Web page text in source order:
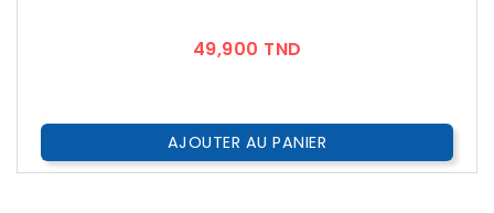
49,900 TND
AJOUTER AU PANIER